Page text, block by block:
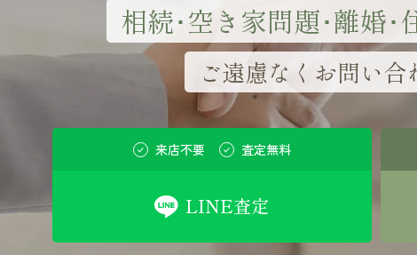
相続･空き家問題･離婚･
ご遠慮なくお問い合
来店不要 査定無料
LINE査定